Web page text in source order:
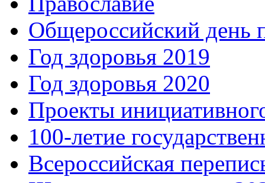
Общероссийский день
Год здоровья 2019
Год здоровья 2020
Проекты
100-летие
Всероссийская